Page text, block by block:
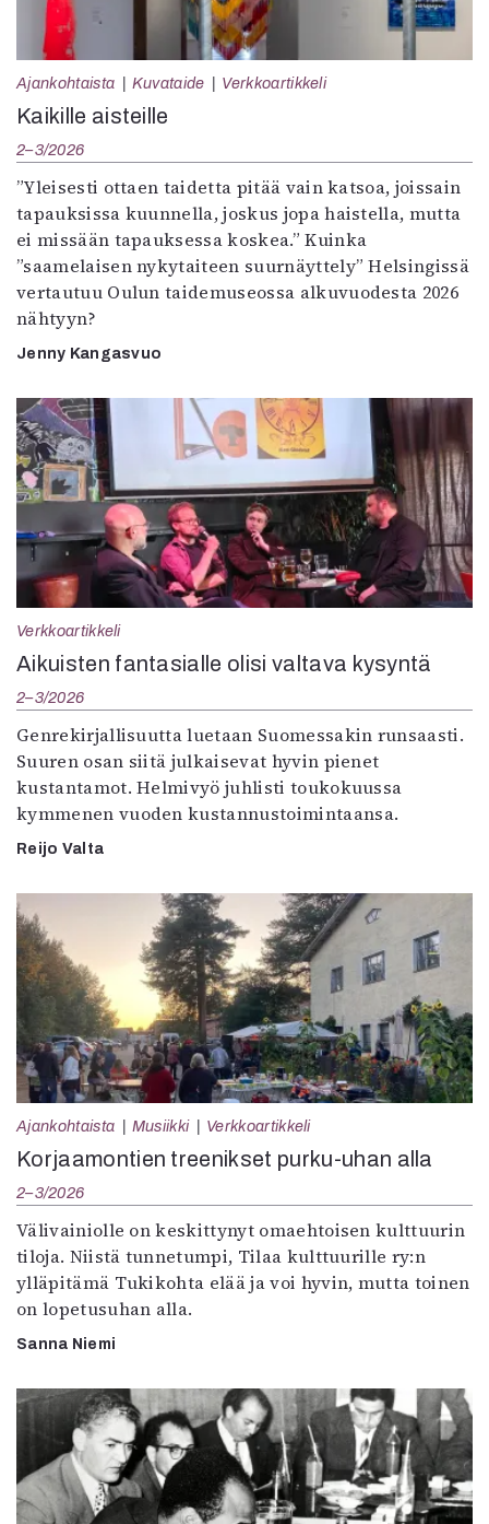
Ajankohtaista Kuvataide Verkkoartikkeli
Kaikille aisteille
2–3/2026
”Yleisesti ottaen taidetta pitää vain katsoa, joissain
tapauksissa kuunnella, joskus jopa haistella, mutta
ei missään tapauksessa koskea.” Kuinka
”saamelaisen nykytaiteen suurnäyttely” Helsingissä
vertautuu Oulun taidemuseossa alkuvuodesta 2026
nähtyyn?
Jenny Kangasvuo
Verkkoartikkeli
Aikuisten fantasialle olisi valtava kysyntä
2–3/2026
Genrekirjallisuutta luetaan Suomessakin runsaasti.
Suuren osan siitä julkaisevat hyvin pienet
kustantamot. Helmivyö juhlisti toukokuussa
kymmenen vuoden kustannustoimintaansa.
Reijo Valta
Ajankohtaista Musiikki Verkkoartikkeli
Korjaamontien treenikset purku-uhan alla
2–3/2026
Välivainiolle on keskittynyt omaehtoisen kulttuurin
tiloja. Niistä tunnetumpi, Tilaa kulttuurille ry:n
ylläpitämä Tukikohta elää ja voi hyvin, mutta toinen
on lopetusuhan alla.
Sanna Niemi